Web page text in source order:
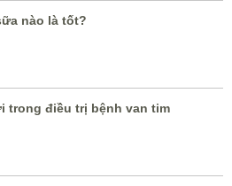
nào là tốt?
trong điều trị bệnh van tim